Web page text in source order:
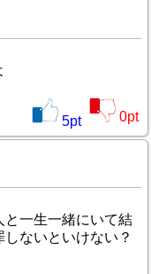
5pt 0pt
と一生一緒にいて結
ないといけない？